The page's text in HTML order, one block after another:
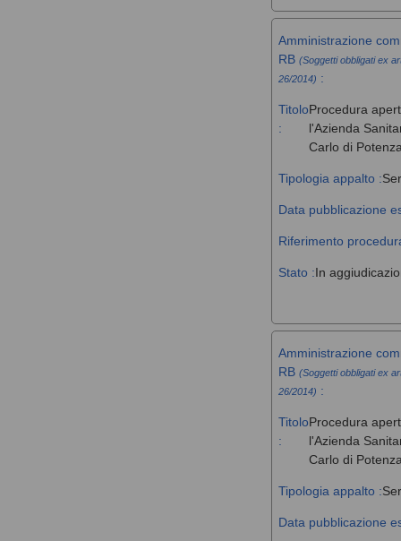
Amministrazione
RB (Soggetti obbligati ex
26/2014) :
Titolo
:
Procedura
l'Azienda
Carlo di
Tipologia appalto :
Data pubblicazione
Riferimento
Stato :In
Amministrazione
RB (Soggetti obbligati ex
26/2014) :
Titolo
:
Procedura
l'Azienda
Carlo di
Tipologia appalto :
Data pubblicazione